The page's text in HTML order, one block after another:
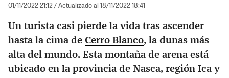
01/11/2022 21:12/ Actualizado al 18/11/2022 18:41
Un turista casi pierde la vida tras ascender
hasta la cima de Cerro Blanco, la dunas más
alta del mundo. Esta montaña de arena está
ubicado en la provincia de Nasca, región Ica y